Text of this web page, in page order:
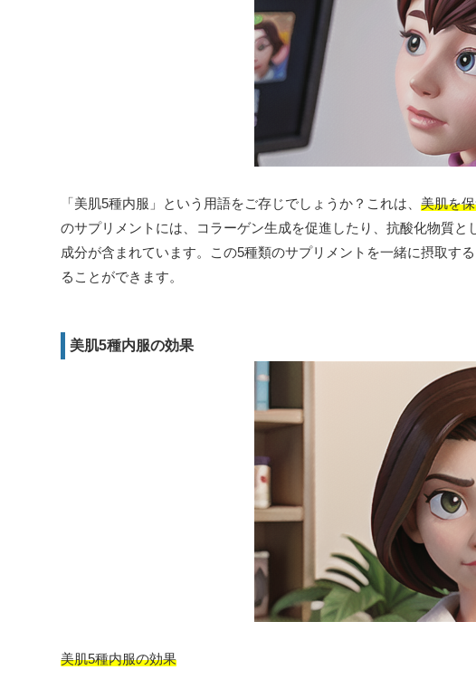
「美肌5種内服」という用語をご存じでしょうか？これは、 美肌を
のサプリメントには、コラーゲン生成を促進したり、抗酸化物質
成分が含まれています。この5種類のサプリメントを一緒に摂取す
ることができます。
美肌5種内服の効果
美肌5種内服の効果